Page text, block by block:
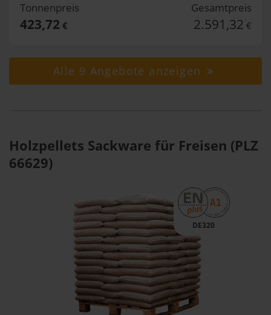
Tonnenpreis
423,72 €
Gesamtpreis
2.591,32 €
Alle 9 Angebote anzeigen
Holzpellets Sackware für Freisen (PLZ
66629)
DE320